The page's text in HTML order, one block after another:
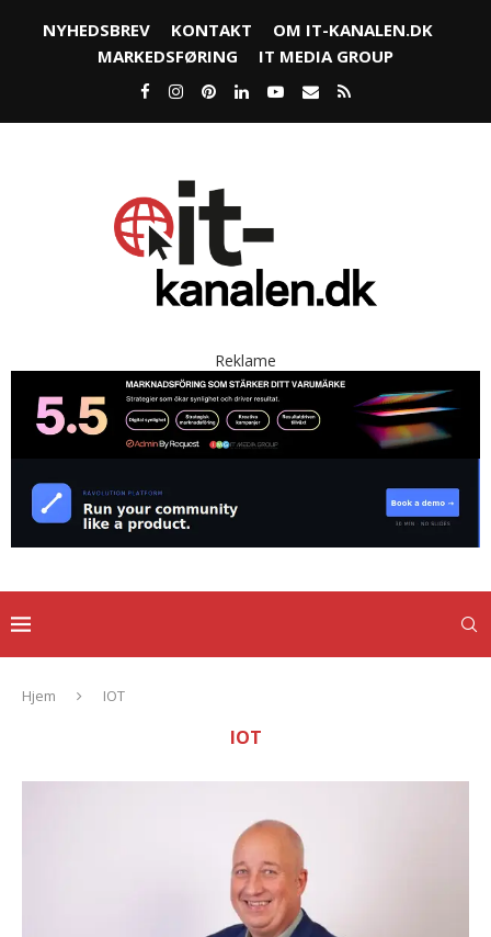
NYHEDSBREV KONTAKT
OM IT-KANALEN.DK
MARKEDSFØRING
IT MEDIA GROUP
Reklame
Hjem IOT
IOT